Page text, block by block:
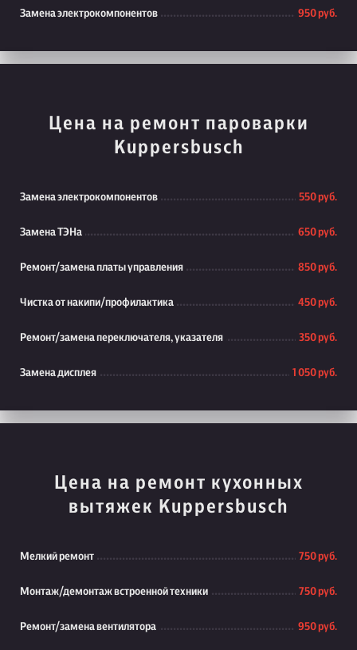
Замена электрокомпонентов 950 руб.
Цена на ремонт пароварки
Kuppersbusch
Замена электрокомпонентов 550 руб.
Замена ТЭНа 650 руб.
Ремонт/замена платы управления 850 руб.
Чистка от накипи/профилактика 450 руб.
Ремонт/замена переключателя, указателя 350 руб.
Замена дисплея 1 050 руб.
Цена на ремонт кухонных
вытяжек Kuppersbusch
Мелкий ремонт 750 руб.
Монтаж/демонтаж встроенной техники 750 руб.
Ремонт/замена вентилятора 950 руб.